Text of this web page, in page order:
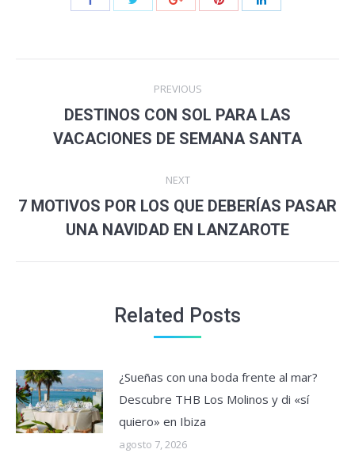
navigation
PREVIOUS
Previous
post:
DESTINOS CON SOL PARA LAS
VACACIONES DE SEMANA SANTA
NEXT
Next
post:
7 MOTIVOS POR LOS QUE DEBERÍAS PASAR
UNA NAVIDAD EN LANZAROTE
Related Posts
¿Sueñas con una boda frente al mar?
Descubre THB Los Molinos y di «sí
quiero» en Ibiza
agosto 7, 2026